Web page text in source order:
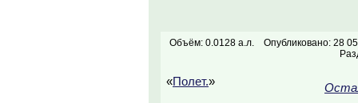
Объём: 0.0128 а.л.
Опубликовано: 28
«Полет.»